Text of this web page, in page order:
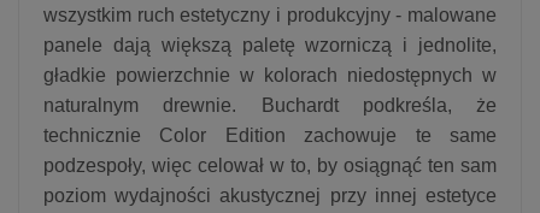
wszystkim ruch estetyczny i produkcyjny - malowane
panele dają większą paletę wzorniczą i jednolite,
gładkie powierzchnie w kolorach niedostępnych w
naturalnym drewnie. Buchardt podkreśla, że
technicznie Color Edition zachowuje te same
podzespoły, więc celował w to, by osiągnąć ten sam
poziom wydajności akustycznej przy innej estetyce